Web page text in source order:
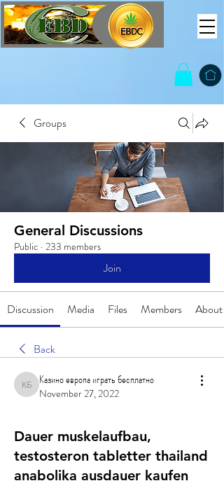
Groups
General Discussions
Public · 233 members
Join
Discussion Media Files Members About
Back
Казино европа играть бесплатно
Казино европа играть бесплатно
November 27, 2022
Dauer muskelaufbau,
testosteron tabletter thailand
anabolika ausdauer kaufen